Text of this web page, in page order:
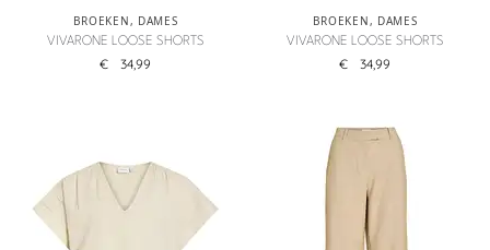
BROEKEN, DAMES
VIVARONE LOOSE SHORTS
€ 34,99
BROEKEN, DAMES
VIVARONE LOOSE SHORTS
€ 34,99